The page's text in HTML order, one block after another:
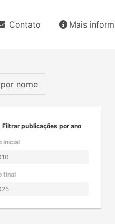
Contato Mais
nome
Filtrar publicações por ano
inicial
final